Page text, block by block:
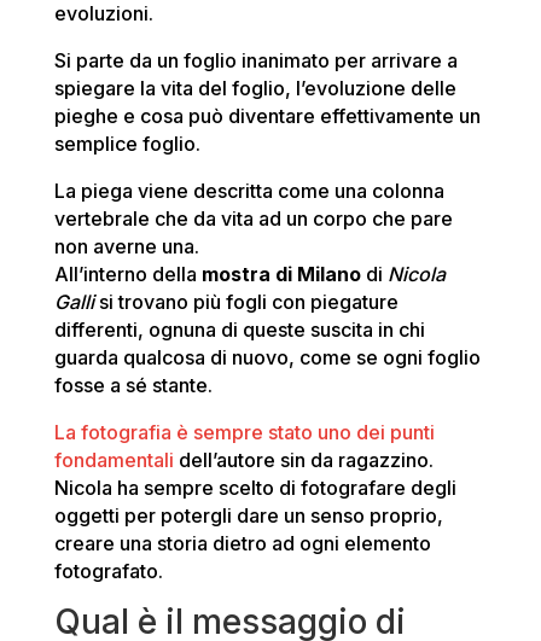
evoluzioni.
Si parte da un foglio inanimato per arrivare a
spiegare la vita del foglio, l’evoluzione delle
pieghe e cosa può diventare effettivamente un
semplice foglio.
La piega viene descritta come una colonna
vertebrale che da vita ad un corpo che pare
non averne una.
All’interno della mostra di Milanodi Nicola
Gallisi trovano più fogli con piegature
differenti, ognuna di queste suscita in chi
guarda qualcosa di nuovo, come se ogni foglio
fosse a sé stante.
La fotografia è sempre stato uno dei punti
fondamentali dell’autore sin da ragazzino.
Nicola ha sempre scelto di fotografare degli
oggetti per potergli dare un senso proprio,
creare una storia dietro ad ogni elemento
fotografato.
Qual è il messaggio di